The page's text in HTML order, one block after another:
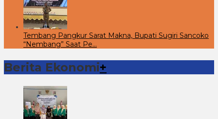
Tembang Pangkur Sarat Makna, Bupati Sugiri Sancoko
“Nembang” Saat Pe…
Berita Ekonomi+